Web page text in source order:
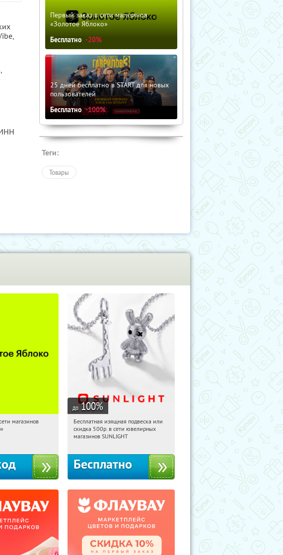
Первый заказ в сети магазинов
«Золотое Яблоко»
Бесплатно -20%
25 дней бесплатно в START для новых
пользователей
Бесплатно -100%
Теги:
Товары
Получи первым!
магазинов
до 100%
07:37:06 Получили:
Россия
Бесплатная изящная подвеска или
скидка 500р. в сети ювелирных
магазинов SUNLIGHT
Бесплатно